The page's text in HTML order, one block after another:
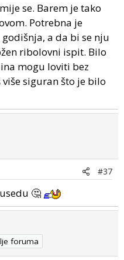
se. Barem je tako
Potrebna je
a da bi se nju
ribolovni ispit. Bilo
mogu loviti bez
siguran što je bilo
#37
🤔
foruma